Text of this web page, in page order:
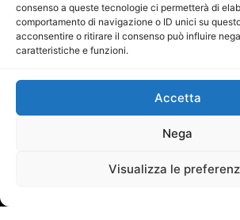
consenso a queste tecnologie ci permetterà di
comportamento di navigazione o ID unici su
acconsentire o ritirare il consenso può influire
caratteristiche e funzioni.
Accetta
Nega
Visualizza le
Main partner
Testata giornalistica registrata